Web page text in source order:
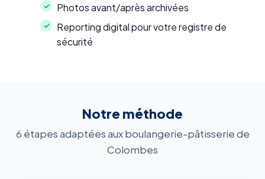
Photos avant/après archivées
Reporting digital pour votre registre de
sécurité
Notre méthode
6 étapes adaptées aux boulangerie-pâtisserie de
Colombes